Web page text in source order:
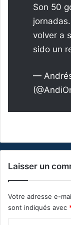
Son 50
volver a
sido un
—
Laisser un
Votre adresse e-
sont indiqués avec